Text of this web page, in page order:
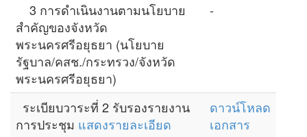
3 การดำเนินงานตามนโยบาย
สำคัญของจังหวัด
พระนครศรีอยุธยา (นโยบาย
รัฐบาล/คสช./กระทรวง/จังหวัด
พระนครศรีอยุธยา)
-
ระเบียบวาระที่ 2 รับรองรายงาน
การประชุม แสดงรายละเอียด
ดาวน์โหลด
เอกสาร